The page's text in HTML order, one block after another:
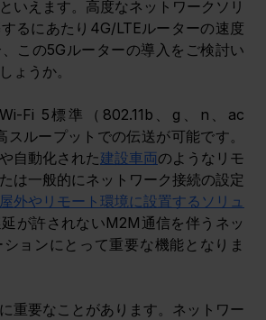
いえます。高度なネットワークソリ
るにあたり4G/LTEルーターの速度
この5Gルーターの導入をご検討い
ょうか。
Fi 5標準（802.11b、g、n、ac
ループットでの伝送が可能です。
や自動化された建設車両のようなリモ
は一般的にネットワーク接続の設定
屋外やリモート環境に設置するソリュ
が許されないM2M通信を伴うネッ
ションにとって重要な機能となりま
重要なことがあります。ネットワー